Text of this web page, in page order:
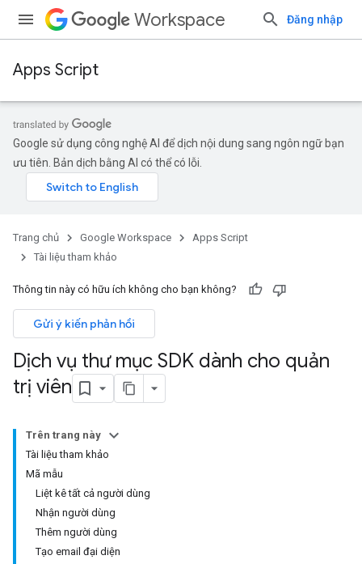
Workspace Đăng nhập
Apps Script
Google sử dụng công nghệ AI để dịch nội dung sang ngôn ngữ bạn
ưu tiên. Bản dịch bằng AI có thể có lỗi.
Trang chủ Google Workspace
Apps Script
Tài liệu tham khảo
Thông tin này có hữu ích không cho bạn không?
Gửi ý kiến phản hồi
Dịch vụ thư mục SDK dành cho quản
trị viên
Trên trang này
Tài liệu tham khảo
Mã mẫu
Liệt kê tất cả người dùng
Nhận người dùng
Thêm người dùng
Tạo email đại diện